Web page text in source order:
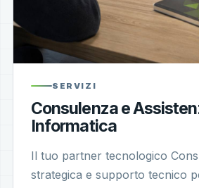
SERVIZI
Consulenza e
Informatica
Il tuo partner tecnologico
strategica e supporto tecnico